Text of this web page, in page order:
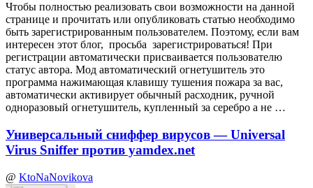
Чтобы полностью реализовать свои возможности на данной
странице и прочитать или опубликовать статью необходимо
быть зарегистрированным пользователем. Поэтому, если вам
интересен этот блог, просьба зарегистрироваться! При
регистрации автоматически присваивается пользователю
статус автора. Мод автоматический огнетушитель это
программа нажимающая клавишу тушения пожара за вас,
автоматически активирует обычный расходник, ручной
одноразовый огнетушитель, купленный за серебро а не …
Универсальный сниффер вирусов — Universal
Virus Sniffer против yamdex.net
@ KtoNaNovikova